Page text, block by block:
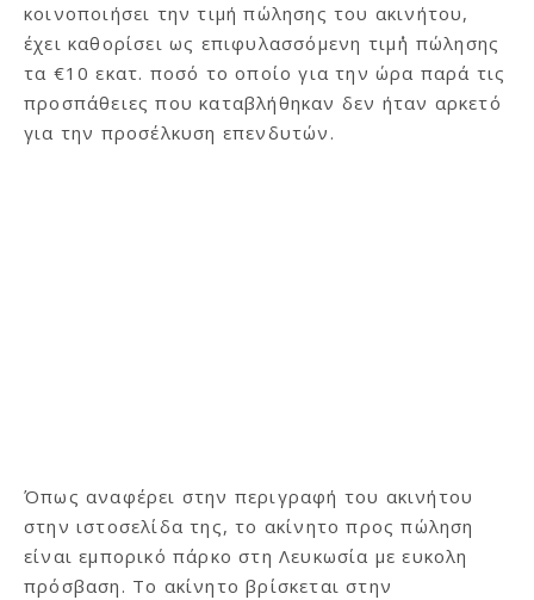
κοινοποιήσει την τιμή πώλησης του ακινήτου,
έχει καθορίσει ως επιφυλασσόμενη τιμ΄ή πώλησης
τα €10 εκατ. ποσό το οποίο για την ώρα παρά τις
προσπάθειες που καταβλήθηκαν δεν ήταν αρκετό
για την προσέλκυση επενδυτών.
Όπως αναφέρει στην περιγραφή του ακινήτου
στην ιστοσελίδα της, το ακίνητο προς πώληση
είναι εμπορικό πάρκο στη Λευκωσία με ευκολη
πρόσβαση. Το ακίνητο βρίσκεται στην